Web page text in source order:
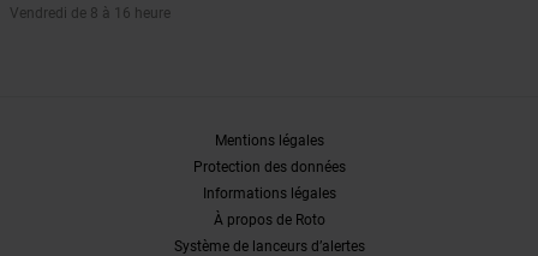
Vendredi de 8 à 16 heure
Mentions légales
Protection des données
Informations légales
À propos de Roto
Système de lanceurs d’alertes